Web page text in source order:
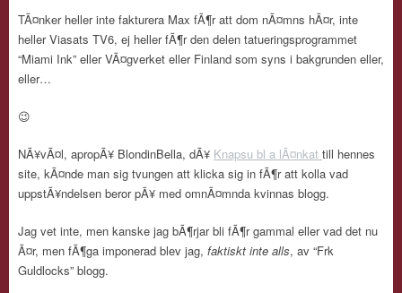
TÃ¤nker heller inte fakturera Max fÃ¶r att dom nÃ¤mns hÃ¤r, inte
heller Viasats TV6, ej heller fÃ¶r den delen tatueringsprogrammet
“Miami Ink” eller VÃ¤gverket eller Finland som syns i bakgrunden eller,
eller…
😉
NÃ¥vÃ¤l, apropÃ¥ BlondinBella, dÃ¥ Knapsu bl a lÃ¤nkat till hennes
site, kÃ¤nde man sig tvungen att klicka sig in fÃ¶r att kolla vad
uppstÃ¥ndelsen beror pÃ¥ med omnÃ¤mnda kvinnas blogg.
Jag vet inte, men kanske jag bÃ¶rjar bli fÃ¶r gammal eller vad det nu
Ã¤r, men fÃ¶ga imponerad blev jag, faktiskt inte alls, av “Frk
Guldlocks” blogg.